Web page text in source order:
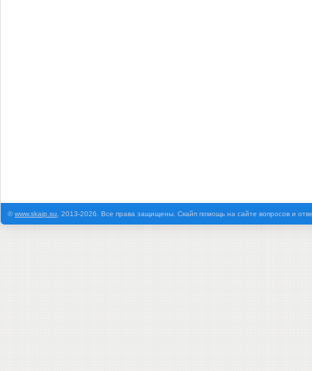
©www.skaip.su , 2013-2026. Все права защищены. Скайп помощь на сайте вопросов и